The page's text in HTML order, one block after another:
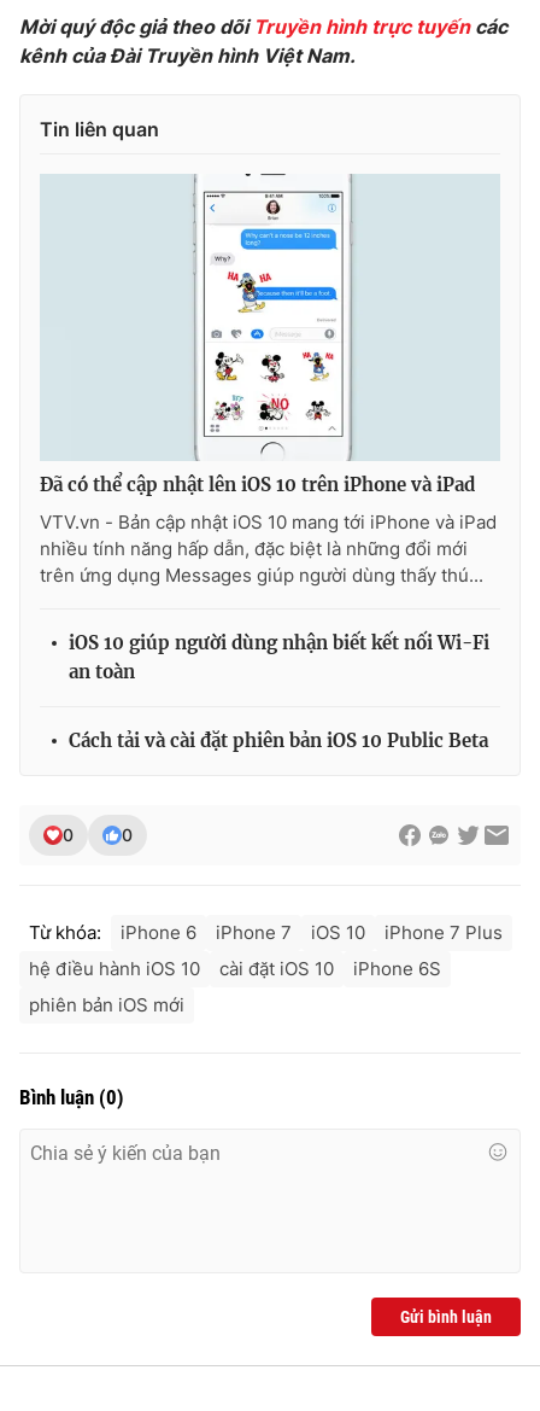
Mời quý độc giả theo dõi Truyền hình trực tuyếncác
kênh của Đài Truyền hình Việt Nam.
Tin liên quan
Đã có thể cập nhật lên iOS 10 trên iPhone và iPad
VTV.vn - Bản cập nhật iOS 10 mang tới iPhone và iPad
nhiều tính năng hấp dẫn, đặc biệt là những đổi mới
trên ứng dụng Messages giúp người dùng thấy thú...
iOS 10 giúp người dùng nhận biết kết nối Wi-Fi
an toàn
Cách tải và cài đặt phiên bản iOS 10 Public Beta
0 0
Từ khóa: iPhone 6 iPhone 7 iOS 10
iPhone 7 Plus
hệ điều hành iOS 10
cài đặt iOS 10
iPhone 6S
phiên bản iOS mới
Bình luận (0)
Gửi bình luận